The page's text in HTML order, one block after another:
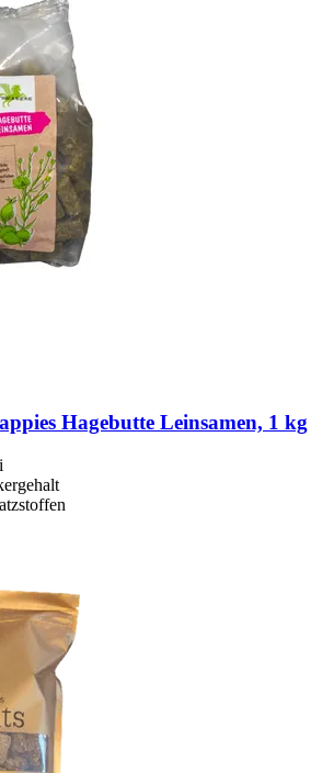
Hagebutte Leinsamen, 1 kg